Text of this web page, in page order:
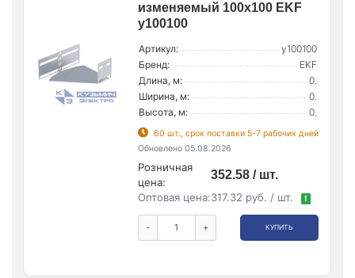
изменяемый 100х100 EKF
y100100
Артикул:
y100100
Бренд:
EKF
Длина, м:
0.
Ширина, м:
0.
Высота, м:
0.
60 шт., срок поставки 5-7 рабочих дней
Обновлено 05.08.2026
Розничная
цена:
352.58 / шт.
Оптовая цена:317.32 руб. / шт. !
- + КУПИТЬ